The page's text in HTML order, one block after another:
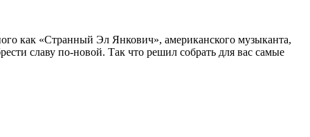
как «Странный Эл Янкович», американского музыканта,
славу по-новой. Так что решил собрать для вас самые